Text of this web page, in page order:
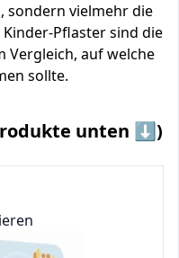
sondern vielmehr die
Pflaster sind die
Vergleich, auf welche
sollte.
unten ⬇️)